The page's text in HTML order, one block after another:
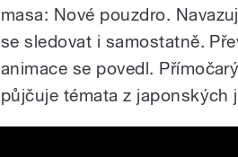
masa: Nové pouzdro.
se sledovat i samostatně.
animace se povedl.
půjčuje témata z japonských